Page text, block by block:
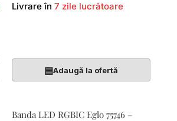
Livrare în7 zile lucrătoare
▤Adaugă la ofertă
Banda LED RGBIC Eglo 75746 –